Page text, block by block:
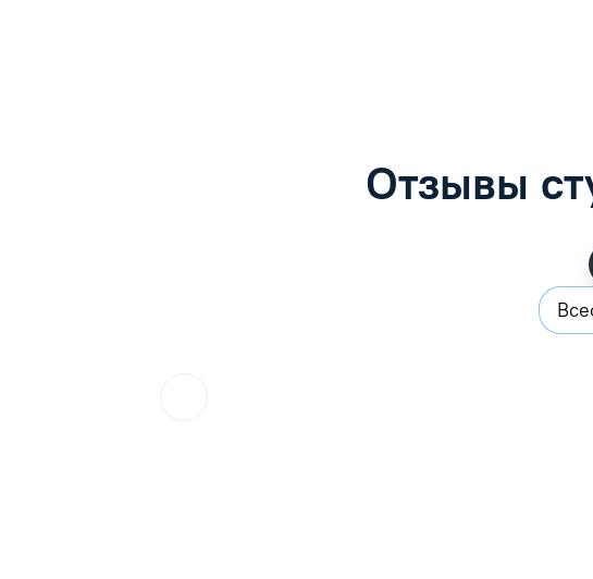
Отзывы
Все